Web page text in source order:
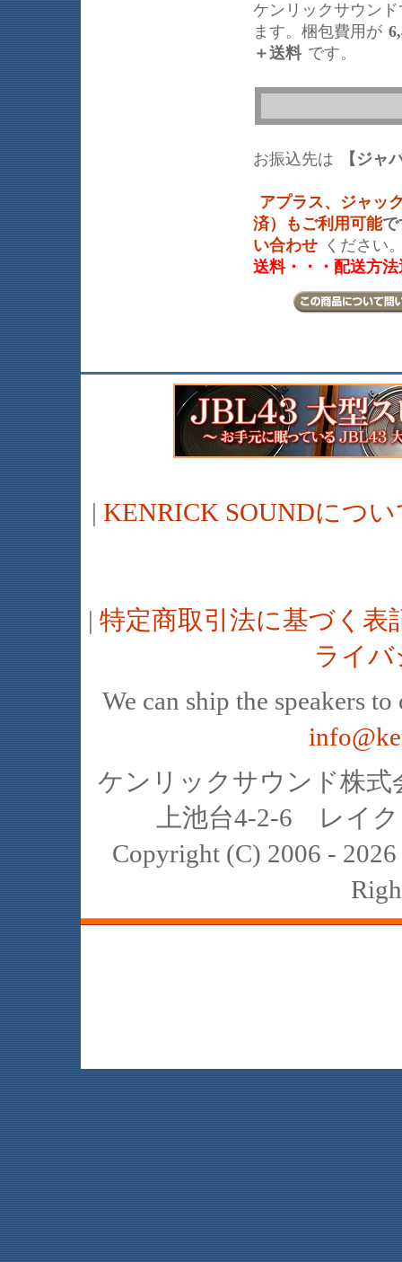
ケンリックサウン
ます。梱包費用が
＋送料 です。
お振込先は 【ジャ
アプラス、ジャッ
済）もご利用可能で
い合わせ ください
送料・・・配送方
| KENRICK SOUNDにつ
| 特定商取引法に基づく表
ライ
We can ship the speakers
ケンリックサウンド株
上池台4-2-6 レイ
Copyright (C) 2006 -